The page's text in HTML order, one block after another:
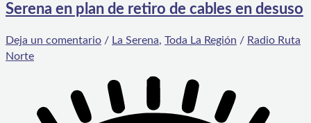
Serena en plan de retiro de cables en desuso
Deja un comentario / La Serena, Toda La Región / Radio Ruta
Norte